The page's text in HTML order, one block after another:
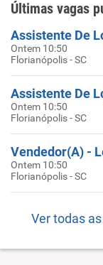
Últimas vagas
Assistente De
Ontem 10:50
Florianópolis - SC
Assistente De
Ontem 10:50
Florianópolis - SC
Vendedor(A) -
Ontem 10:50
Florianópolis - SC
Ver todas